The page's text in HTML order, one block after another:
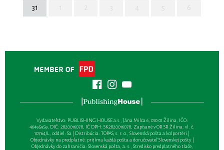
31
Vydavateľsťvo: PUBLISHING HOUSE a.s., Jána Milca 6, 010 01 Žilina, IČO:
46495959, DIČ: 2820016078, IČ DPH: SK2820016078, Zapísané v OR SR Žilina: vl. č.
10764/L, oddiel: Sa | Distribúcia: TOPAS, s. r. o., Slovenská pošta a kolportéri |
Objednávky na predplatné: prijíma každá pošta a doručovateľ Slovenskej pošty |
Objednávky do zahraničia: Slovenská pošta, a. s., Stredisko predplatného tlače,